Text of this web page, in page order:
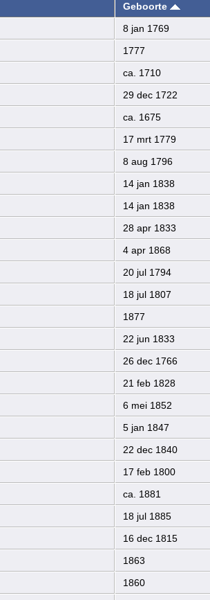
Geboorte
8 jan 1769
1777
ca. 1710
29 dec 1722
ca. 1675
17 mrt 1779
8 aug 1796
14 jan 1838
14 jan 1838
28 apr 1833
4 apr 1868
20 jul 1794
18 jul 1807
1877
22 jun 1833
26 dec 1766
21 feb 1828
6 mei 1852
5 jan 1847
22 dec 1840
17 feb 1800
ca. 1881
18 jul 1885
16 dec 1815
1863
1860